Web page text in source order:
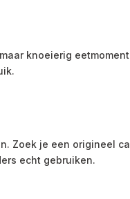
knoeierig
Zoek je een origineel
echt gebruiken.